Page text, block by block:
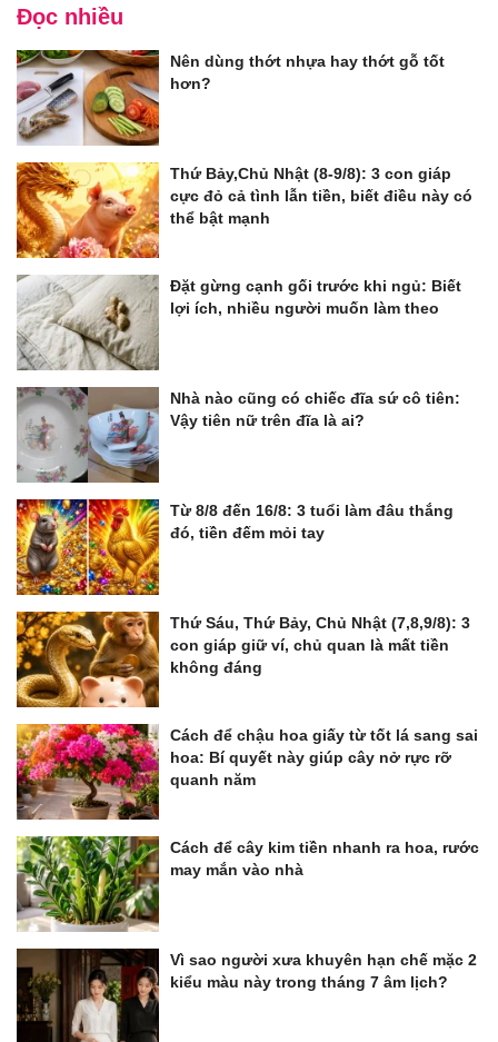
Đọc nhiều
Nên dùng thớt nhựa hay thớt gỗ tốt
hơn?
Thứ Bảy,Chủ Nhật (8-9/8): 3 con giáp
cực đỏ cả tình lẫn tiền, biết điều này có
thể bật mạnh
Đặt gừng cạnh gối trước khi ngủ: Biết
lợi ích, nhiều người muốn làm theo
Nhà nào cũng có chiếc đĩa sứ cô tiên:
Vậy tiên nữ trên đĩa là ai?
Từ 8/8 đến 16/8: 3 tuổi làm đâu thắng
đó, tiền đếm mỏi tay
Thứ Sáu, Thứ Bảy, Chủ Nhật (7,8,9/8): 3
con giáp giữ ví, chủ quan là mất tiền
không đáng
Cách để chậu hoa giấy từ tốt lá sang sai
hoa: Bí quyết này giúp cây nở rực rỡ
quanh năm
Cách để cây kim tiền nhanh ra hoa, rước
may mắn vào nhà
Vì sao người xưa khuyên hạn chế mặc 2
kiểu màu này trong tháng 7 âm lịch?